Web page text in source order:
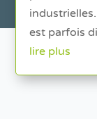
est parfois
lire plus